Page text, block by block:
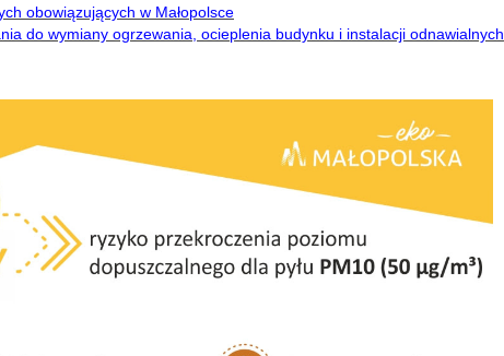
obowiązujących w Małopolsce
do wymiany ogrzewania, ocieplenia budynku i instalacji odnawialnych